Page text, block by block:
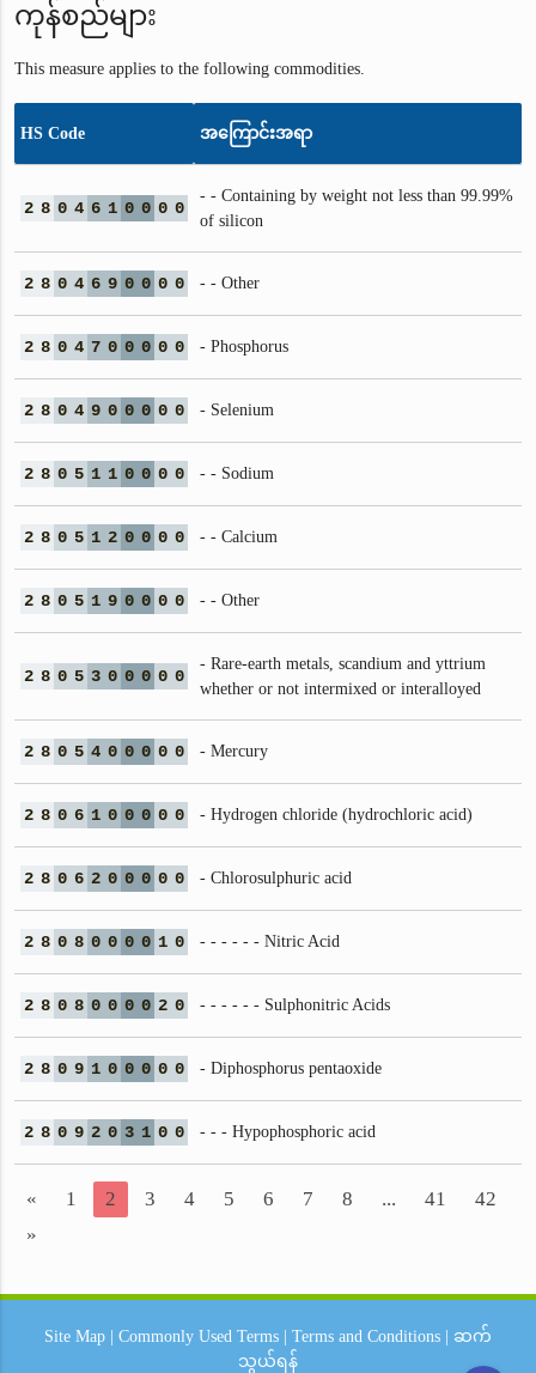
ကုန်စည်များ
This measure applies to the following commodities.
HS Code အကြောင်းအရာ
2 8 0 4 6 1 0 0 0 0
- - Containing by weight not less than 99.99%
of silicon
2 8 0 4 6 9 0 0 0 0 - - Other
2 8 0 4 7 0 0 0 0 0 - Phosphorus
2 8 0 4 9 0 0 0 0 0 - Selenium
2 8 0 5 1 1 0 0 0 0 - - Sodium
2 8 0 5 1 2 0 0 0 0 - - Calcium
2 8 0 5 1 9 0 0 0 0 - - Other
2 8 0 5 3 0 0 0 0 0
- Rare-earth metals, scandium and yttrium
whether or not intermixed or interalloyed
2 8 0 5 4 0 0 0 0 0 - Mercury
2 8 0 6 1 0 0 0 0 0 - Hydrogen chloride (hydrochloric acid)
2 8 0 6 2 0 0 0 0 0 - Chlorosulphuric acid
2 8 0 8 0 0 0 0 1 0 - - - - - - Nitric Acid
2 8 0 8 0 0 0 0 2 0 - - - - - - Sulphonitric Acids
2 8 0 9 1 0 0 0 0 0 - Diphosphorus pentaoxide
2 8 0 9 2 0 3 1 0 0 - - - Hypophosphoric acid
« 1 2 3 4 5 6 7 8 ... 41
42
»
Site Map Commonly Used Terms Terms and Conditions
ဆက်
သွယ်ရန်